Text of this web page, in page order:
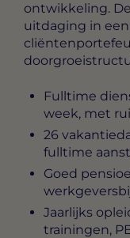
ontwikkeling.
uitdaging in
Fulltime
week, met
26
fulltime
Goed
Jaarlijks
trainingen,